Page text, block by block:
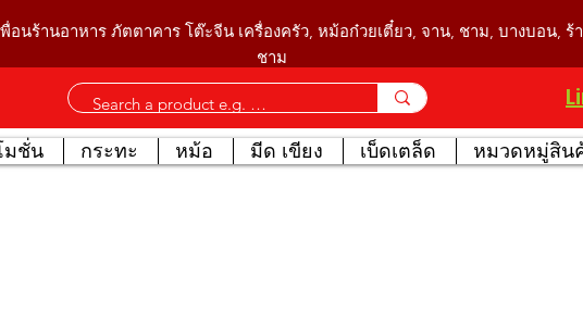
อนร้านอาหาร ภัตตาคาร โต๊ะจีน เครื่องครัว, หม้อก๋วยเตี๋ยว, จาน, ชาม, บางบอน, ร้
ชาม
มชั่น กระทะ หม้อ มีด เขียง เบ็ดเตล็ด หมวดหมู่สิน